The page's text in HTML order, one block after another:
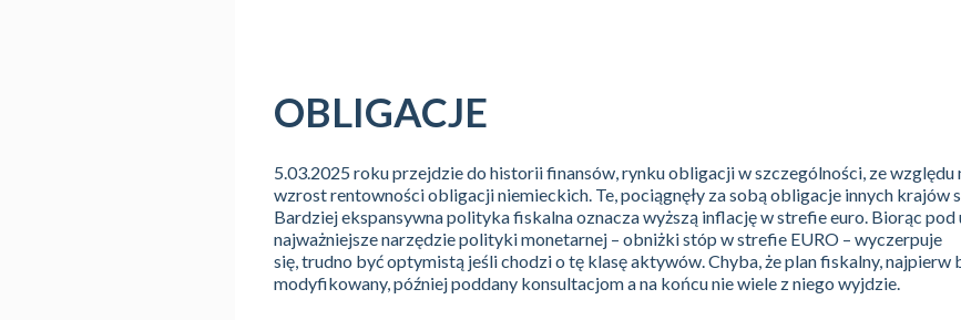
OBLIGACJE
5.03.2025 roku przejdzie do historii finansów, rynku obligacji w szczególności, ze względu
wzrost rentowności obligacji niemieckich. Te, pociągnęły za sobą obligacje innych krajów
Bardziej ekspansywna polityka fiskalna oznacza wyższą inflację w strefie euro. Biorąc pod
najważniejsze narzędzie polityki monetarnej – obniżki stóp w strefie EURO – wyczerpuje
się, trudno być optymistą jeśli chodzi o tę klasę aktywów. Chyba, że plan fiskalny, najpierw
modyfikowany, później poddany konsultacjom a na końcu nie wiele z niego wyjdzie.